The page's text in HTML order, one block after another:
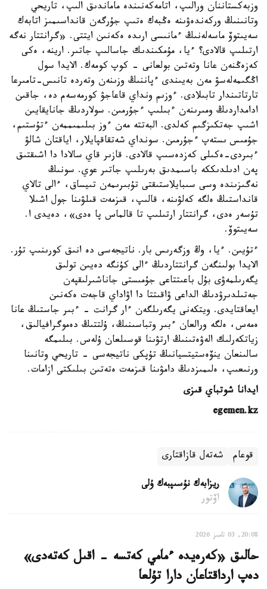
وزبەكستاننان ورالىپ، اتامەكەنىندە ماماندىق الىپ، تاريحي
وتانىنىڭ وركەندەۋىنە ەڭبەك ەتىپ جۇرگەن قانداسىمىز اتابەك
سەيىتوۆ ماسەلەنىڭ ءمانىسى ارىدە ەكەنىن ايتتى. «گرانتتار نەگە
ارتىلىپ قالادى؟ ءيا، مۇمكىندىك جاسالىپ جاتىر. ارينە، ەكى
كەزەڭنەن عانا وتەتىن بولعانى - كوپ كومەك. الايدا سول
اڭگىمەلەسۋ مەن بەيىندى ءپاننىڭ وزىنەن وتەردە تانىس-تامىرعا
تارتاتىندار تابىلادى. ءوزىم ونداي قاعاجۋ كورمەسەم دە، جاقىن
ادامداردىڭ ومىرىنەن ءبىلىپ ءجۇرمىن. سولاردىڭ جانايقايىن
اشىپ جەتكىزگىم كەلدى. البەتتە مەن ءوز بىلىمىممەن ءتۇستىم،
جۇمىس ىستەپ ءجۇرمىن. سونداي شەتقاقپايلار، اياقتان شالۋ
ءبىردى-ەكىلى كەزدەسىپ قالادى. قازىر قاي سالادا دا اشىقتىق
پەن ادىلدىككە باسىمدىق بەرىلىپ جاتىر عوي. سونىڭ
نەگىزىندە وسى سىبايلاستىقتى تۇبىرىمەن تىيساق، ءالى تالاي
قانداستىڭ ەلگە كەلۋىنە، قالىپ، قىزمەت قىلۋىنا جول اشىلا
تۇسەر ەدى، گرانتتار ارتىلىپ تا قالماس پا ەدى»، دەيدى ا.
سەيىتوۆ.
ءتۇيىن. ءيا، وڭ وزگەرىس بار. ناتيجەسى دە انىق كورىنىپ تۇر.
الايدا بولىنگەن گرانتتاردىڭ ءالى كۇنگە دەيىن تولىق
يگەرىلمەۋى بۇل باعىتتاعى جۇمىستى جاناشىرلىقپەن
جەتىلدىرۋدىڭ الداعى ۋاقىتتا دا اۋاداي قاجەت ەكەنىن
ايعاقتايدى. ويتكەنى يگەرىلگەن ءار گرانت - ءبىر جاستىڭ عانا
ەمەس، ەلگە ورالعان ءبىر وتباسىنىڭ، ۇلتتىڭ دەموگرافيالىق،
زياتكەرلىك الەۋەتىنىڭ ارتۋىنا قوسىلعان ۇلەس. بىلىمگە
سالىنعان ينۆەستيتسيانىڭ تۇپكى ناتيجەسى - تاريحي وتانىنا
ورنىعىپ، ەلىمىزدىڭ دامۋىنا قىزمەت ەتەتىن بىلىكتى ازامات.
ايدانا شوتباي قىزى
egemen.kz
قوعام شەتەل قازاقتارى
ريزابەك نۇسىپبەك ۇلى
اۆتور
20:08, 03 تامىز 2026
حالىق «كەرەيدە ءمامي كەتسە - اقىل كەتەدى»
دەپ ارداقتاعان دارا تۇلعا